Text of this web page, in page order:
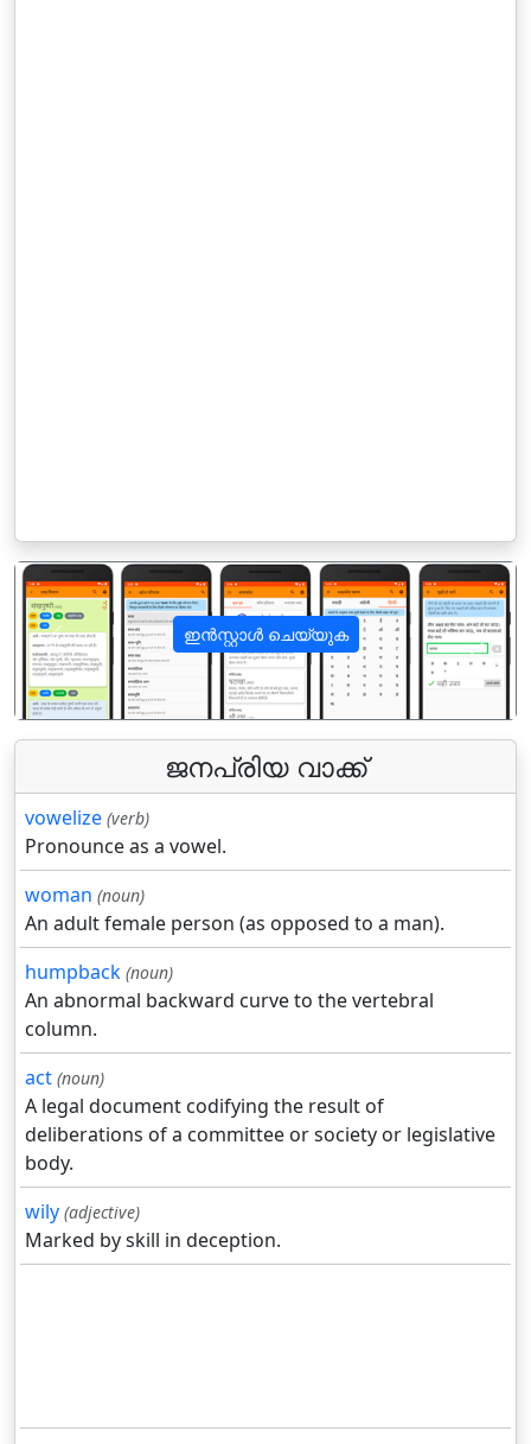
ഇൻസ്റ്റാൾ ചെയ്യുക
पिछला अगला
ജനപ്രിയ വാക്ക്
vowelize (verb)
Pronounce as a vowel.
woman (noun)
An adult female person (as opposed to a man).
humpback (noun)
An abnormal backward curve to the vertebral
column.
act (noun)
A legal document codifying the result of
deliberations of a committee or society or legislative
body.
wily (adjective)
Marked by skill in deception.